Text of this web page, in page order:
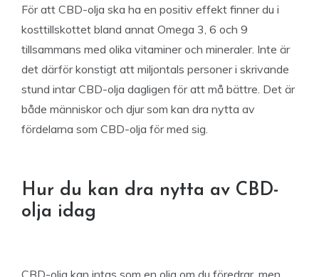
För att CBD-olja ska ha en positiv effekt finner du i
kosttillskottet bland annat Omega 3, 6 och 9
tillsammans med olika vitaminer och mineraler. Inte är
det därför konstigt att miljontals personer i skrivande
stund intar CBD-olja dagligen för att må bättre. Det är
både människor och djur som kan dra nytta av
fördelarna som CBD-olja för med sig.
Hur du kan dra nytta av CBD-
olja idag
CBD-olja kan intas som en olja om du föredrar, men